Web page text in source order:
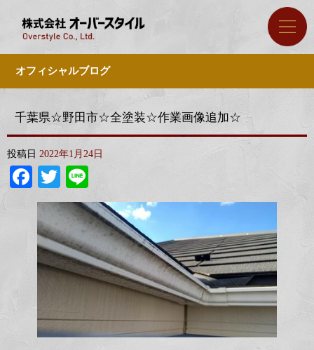
オフィシャルブログ
千葉県☆野田市☆全塗装☆作業画像追加☆
投稿日 2022年1月24日
Facebook
Twitter